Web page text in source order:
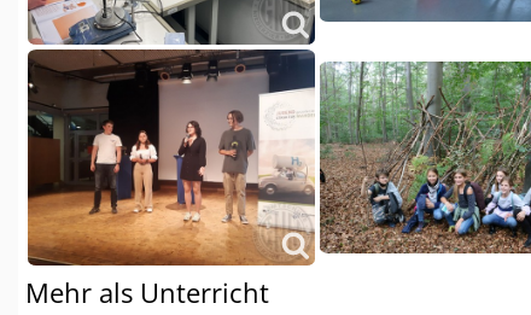
Mehr als Unterricht